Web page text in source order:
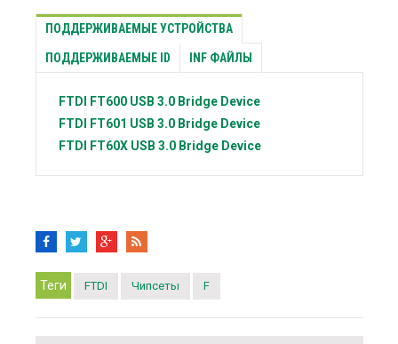
ПОДДЕРЖИВАЕМЫЕ УСТРОЙСТВА
ПОДДЕРЖИВАЕМЫЕ ID INF ФАЙЛЫ
FTDI
FT600 USB 3.0 Bridge Device
FTDI
FT601 USB 3.0 Bridge Device
FTDI
FT60X USB 3.0 Bridge Device
Теги FTDI Чипсеты F